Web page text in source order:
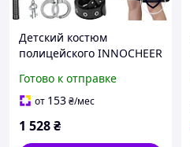
Детский костюм
полицейского INNOCHEER
для ролевых игр 8-10 лет
с аксессуарами синего
Готово к отправке
от 153₴/мес
1 528₴